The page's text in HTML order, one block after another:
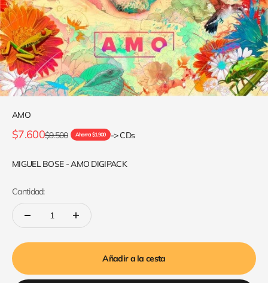
AMO
Precio de oferta
$7.600Precio normal
$9.500 Ahorra $1.900 -> CDs
MIGUEL BOSE - AMO DIGIPACK
Cantidad:
Añadir a la cesta